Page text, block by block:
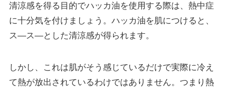
清涼感を得る目的でハッカ油を使用する際は、熱中症
に十分気を付けましょう。ハッカ油を肌につけると、
ス―ス―とした清涼感が得られます。
しかし、これは肌がそう感じているだけで実際に冷え
て熱が放出されているわけではありません。つまり 熱